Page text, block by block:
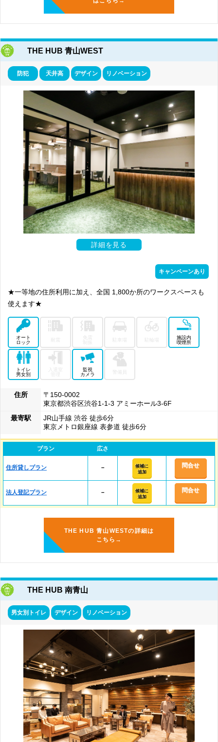
THE HUB 青山WEST
防犯 天井高 デザイン リノベーション
詳細を見る
キャンペーンあり
★一等地の住所利用に加え、全国 1,800か所のワークスペースも
使えます★
オート
ロック
施設内
喫煙所
トイレ
男女別
入退室
監視
カメラ
警備員
住所
〒150-0002
東京都渋谷区渋谷1-1-3 アミーホール3-6F
最寄駅
JR山手線 渋谷 徒歩6分
東京メトロ銀座線 表参道 徒歩6分
プラン 広さ
住所貸しプラン －
候補に
追加
問合せ
法人登記プラン －
候補に
追加
問合せ
THE HUB 青山WESTの詳細は
こちら→
THE HUB 南青山
男女別トイレ デザイン リノベーション